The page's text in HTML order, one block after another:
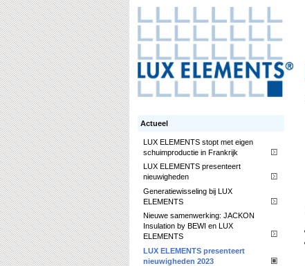
Actueel
LUX ELEMENTS stopt met eigen
schuimproductie in Frankrijk
LUX ELEMENTS presenteert
nieuwigheden
Generatiewisseling bij LUX
ELEMENTS
Nieuwe samenwerking: JACKON
Insulation by BEWI en LUX
ELEMENTS
LUX ELEMENTS presenteert
nieuwigheden 2023